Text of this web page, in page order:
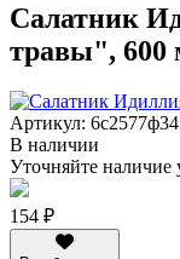
Салатник
травы", 600
Артикул: 6с2577ф34
В наличии
Уточняйте наличие
154 ₽